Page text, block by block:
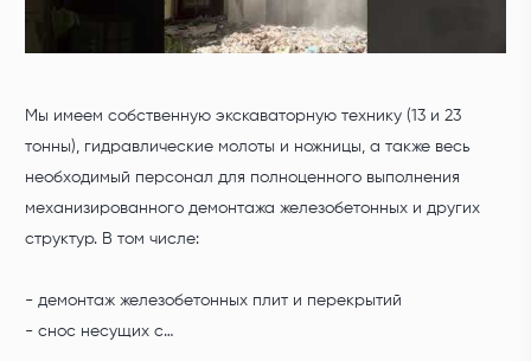
Мы имеем собственную экскаваторную технику (13 и 23
тонны), гидравлические молоты и ножницы, а также весь
необходимый персонал для полноценного выполнения
механизированного демонтажа железобетонных и других
структур. В том числе:
- демонтаж железобетонных плит и перекрытий
- снос несущих с…